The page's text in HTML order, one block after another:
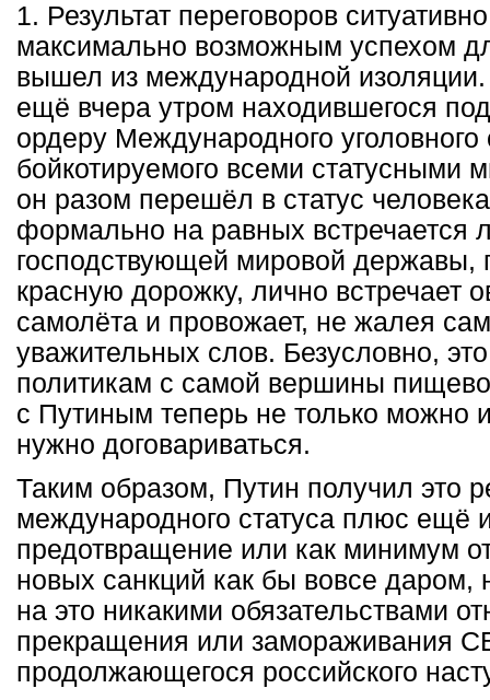
1. Результат переговоров
максимально возможным успехом
вышел из международной изоляции.
ещё вчера утром находившегося
ордеру Международного
бойкотируемого всеми статусными
он разом перешёл в статус
формально на равных встречается
господствующей мировой державы,
красную дорожку, лично встречает
самолёта и провожает, не жалея
уважительных слов. Безусловно,
политикам с самой вершины
с Путиным теперь не только можно
нужно договариваться.
Таким образом, Путин получил это
международного статуса плюс ещё
предотвращение или как минимум
новых санкций как бы вовсе даром,
на это никакими обязательствами
прекращения или замораживания
продолжающегося российского